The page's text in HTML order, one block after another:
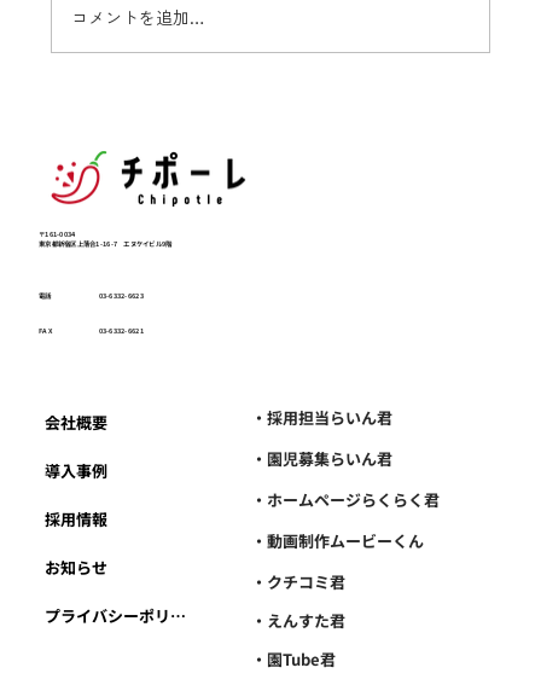
コメントを追加…
〒161-0034
東京都新宿区上落合1-16-7 エヌケイビル9階
電話
FAX
03-6332-6623
03-6332-6621
会社概要
導入事例
採用情報
お知らせ
プライバシーポリシー
・採用担当らいん君
・園児募集らいん君
・動画制作ムービーくん
・ホームページらくらく君
・クチコミ君
・えんすた君
・園Tube君